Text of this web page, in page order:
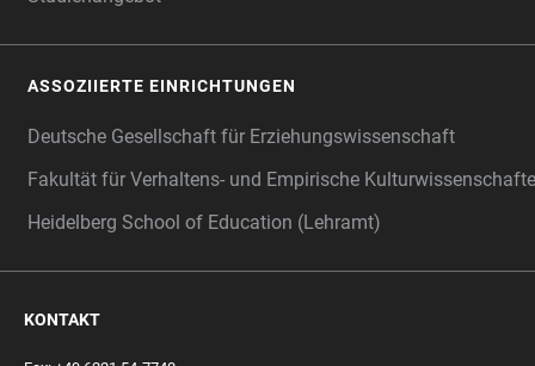
ASSOZIIERTE EINRICHTUNGEN
Deutsche Gesellschaft für Erziehungswissenschaft
Fakultät für Verhaltens- und Empirische
Heidelberg School of Education (Lehramt)
KONTAKT